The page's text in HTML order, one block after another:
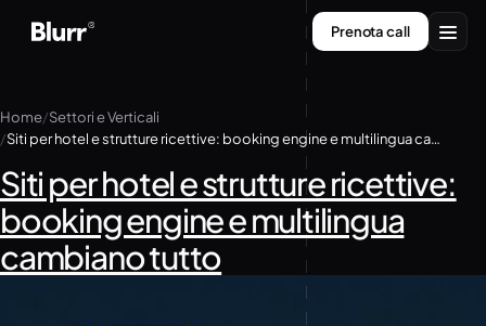
Prenota call
Chi siamo
Contatti
Home Settori e Verticali
Siti per hotel e strutture ricettive: booking engine e multilingua cambiano tutto
Siti per hotel e strutture ricettive:
booking engine e multilingua
cambiano tutto